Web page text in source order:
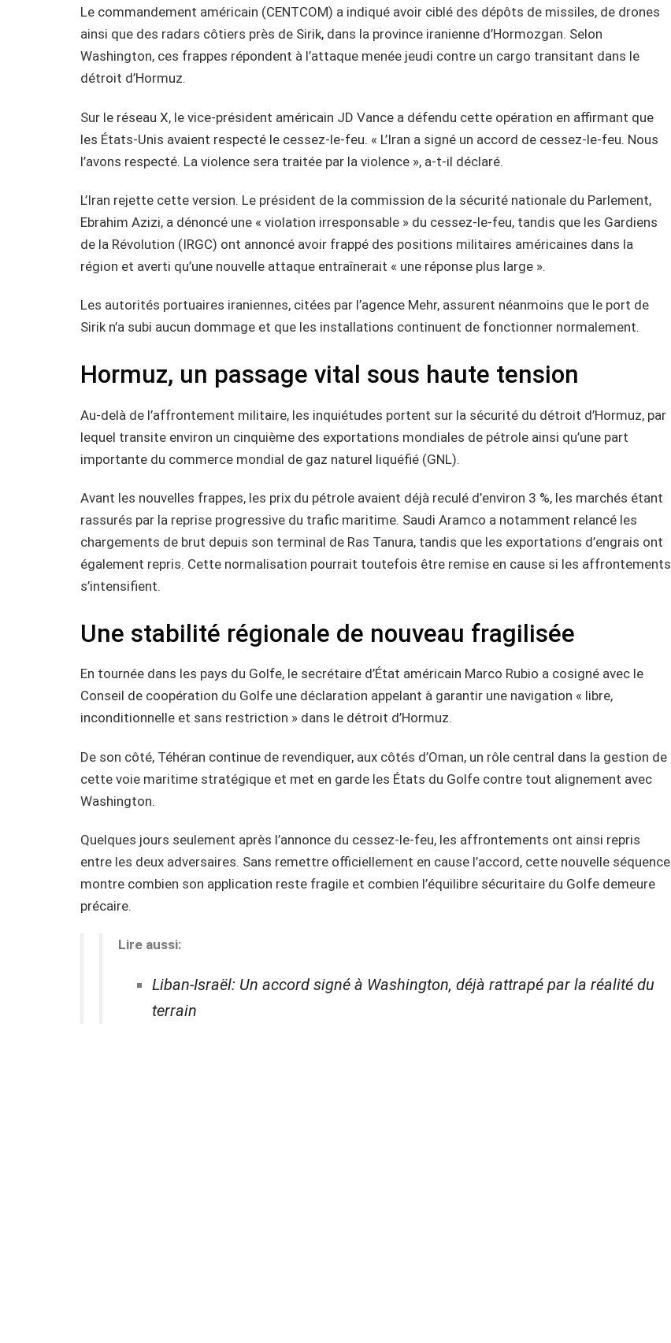
Le commandement américain (CENTCOM) a indiqué avoir ciblé des dépôts de missiles, de drones
ainsi que des radars côtiers près de Sirik, dans la province iranienne d’Hormozgan. Selon
Washington, ces frappes répondent à l’attaque menée jeudi contre un cargo transitant dans le
détroit d’Hormuz.
Sur le réseau X, le vice-président américain JD Vance a défendu cette opération en affirmant que
les États-Unis avaient respecté le cessez-le-feu. « L’Iran a signé un accord de cessez-le-feu. Nous
l’avons respecté. La violence sera traitée par la violence », a-t-il déclaré.
L’Iran rejette cette version. Le président de la commission de la sécurité nationale du Parlement,
Ebrahim Azizi, a dénoncé une « violation irresponsable » du cessez-le-feu, tandis que les Gardiens
de la Révolution (IRGC) ont annoncé avoir frappé des positions militaires américaines dans la
région et averti qu’une nouvelle attaque entraînerait « une réponse plus large ».
Les autorités portuaires iraniennes, citées par l’agence Mehr, assurent néanmoins que le port de
Sirik n’a subi aucun dommage et que les installations continuent de fonctionner normalement.
Hormuz, un passage vital sous haute tension
Au-delà de l’affrontement militaire, les inquiétudes portent sur la sécurité du détroit d’Hormuz, par
lequel transite environ un cinquième des exportations mondiales de pétrole ainsi qu’une part
importante du commerce mondial de gaz naturel liquéfié (GNL).
Avant les nouvelles frappes, les prix du pétrole avaient déjà reculé d’environ 3 %, les marchés étant
rassurés par la reprise progressive du trafic maritime. Saudi Aramco a notamment relancé les
chargements de brut depuis son terminal de Ras Tanura, tandis que les exportations d’engrais ont
également repris. Cette normalisation pourrait toutefois être remise en cause si les affrontements
s’intensifient.
Une stabilité régionale de nouveau fragilisée
En tournée dans les pays du Golfe, le secrétaire d’État américain Marco Rubio a cosigné avec le
Conseil de coopération du Golfe une déclaration appelant à garantir une navigation « libre,
inconditionnelle et sans restriction » dans le détroit d’Hormuz.
De son côté, Téhéran continue de revendiquer, aux côtés d’Oman, un rôle central dans la gestion de
cette voie maritime stratégique et met en garde les États du Golfe contre tout alignement avec
Washington.
Quelques jours seulement après l’annonce du cessez-le-feu, les affrontements ont ainsi repris
entre les deux adversaires. Sans remettre officiellement en cause l’accord, cette nouvelle séquence
montre combien son application reste fragile et combien l’équilibre sécuritaire du Golfe demeure
précaire.
Lire aussi:
Liban-Israël: Un accord signé à Washington, déjà rattrapé par la réalité du
terrain